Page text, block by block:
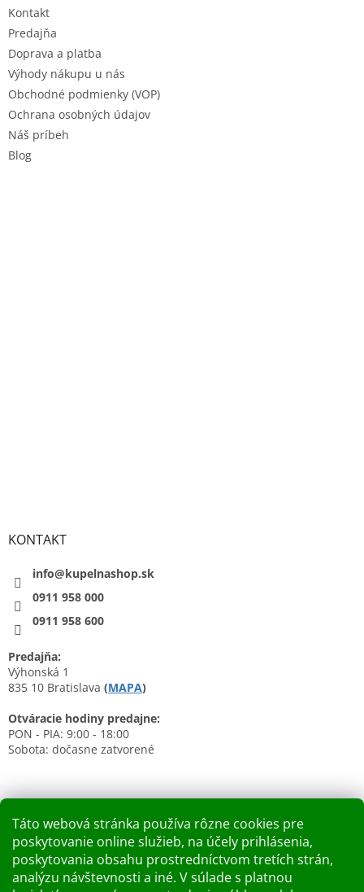
Táto webová stránka používa rôzne cookies pre
poskytovanie online služieb, na účely prihlásenia,
poskytovania obsahu prostredníctvom tretích strán,
analýzu návštevnosti a iné. V súlade s platnou
Kontakt
Predajňa
Doprava a platba
Výhody nákupu u nás
Obchodné podmienky (VOP)
Ochrana osobných údajov
Náš príbeh
Blog
KONTAKT
info@kupelnashop.sk
0911 958 000
0911 958 600
Predajňa:
Výhonská 1
835 10 Bratislava (MAPA)
Otváracie hodiny predajne:
PON - PIA: 9:00 - 18:00
Sobota: dočasne zatvorené
Nákupný košík
0KS / 0 €